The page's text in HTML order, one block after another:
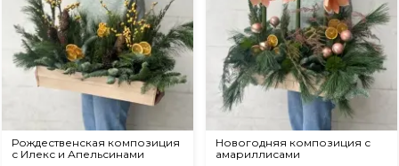
Рождественская композиция
с Илекс и Апельсинами
Новогодняя композиция с
амариллисами